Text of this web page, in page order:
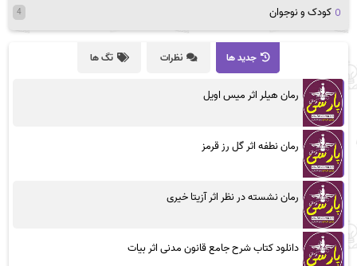
کودک و نوجوان 4
جدید ها نظرات تگ ها
رمان هیلر اثر میس اویل
رمان نطفه اثر گل رز قرمز
رمان نشسته در نظر اثر آزیتا خیری
دانلود کتاب شرح جامع قانون مدنی اثر بیات